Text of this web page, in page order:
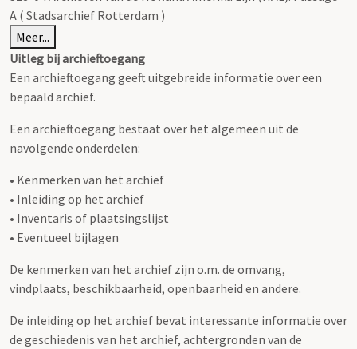
A ( Stadsarchief Rotterdam )
Meer...
Uitleg bij archieftoegang
Een archieftoegang geeft uitgebreide informatie over een
bepaald archief.
Een archieftoegang bestaat over het algemeen uit de
navolgende onderdelen:
• Kenmerken van het archief
• Inleiding op het archief
• Inventaris of plaatsingslijst
• Eventueel bijlagen
De kenmerken van het archief zijn o.m. de omvang,
vindplaats, beschikbaarheid, openbaarheid en andere.
De inleiding op het archief bevat interessante informatie over
de geschiedenis van het archief, achtergronden van de